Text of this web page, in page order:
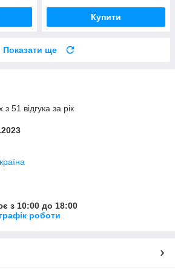
Купити
Показати ще
51 відгука за рік
з 10:00 до 18:00
роботи